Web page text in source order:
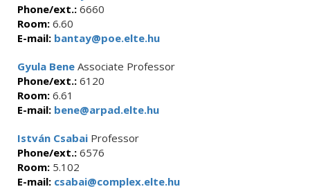
Phone/ext.: 6660
Room: 6.60
E-mail: bantay@poe.elte.hu
Gyula Bene Associate Professor
Phone/ext.: 6120
Room: 6.61
E-mail: bene@arpad.elte.hu
István Csabai Professor
Phone/ext.: 6576
Room: 5.102
E-mail: csabai@complex.elte.hu